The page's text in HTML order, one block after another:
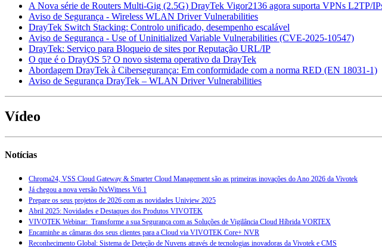
A Nova série de Routers Multi-Gig (2.5G) DrayTek Vigor2136 agora suporta VPNs L2TP/
Aviso de Segurança - Wireless WLAN Driver Vulnerabilities
DrayTek Switch Stacking: Controlo unificado, desempenho escalável
Aviso de Segurança - Use of Uninitialized Variable Vulnerabilities (CVE-2025-10547)
DrayTek: Serviço para Bloqueio de sites por Reputação URL/IP
O que é o DrayOS 5? O novo sistema operativo da DrayTek
Abordagem DrayTek à Cibersegurança: Em conformidade com a norma RED (EN 18031-1)
Aviso de Segurança DrayTek – WLAN Driver Vulnerabilities
Vídeo
Notícias
Chroma24, VSS Cloud Gateway & Smarter Cloud Management são as primeiras inovações do Ano 2026 da Vivotek
Já chegou a nova versão NxWitness V6.1
Prepare os seus projetos de 2026 com as novidades Uniview 2025
Abril 2025: Novidades e Destaques dos Produtos VIVOTEK
VIVOTEK Webinar: Transforme a sua Segurança com as Soluções de Vigilância Cloud Híbrida VORTEX
Encaminhe as câmaras dos seus clientes para a Cloud via VIVOTEK Core+ NVR
Reconhecimento Global: Sistema de Deteção de Nuvens através de tecnologias inovadoras da Vivotek e CMS